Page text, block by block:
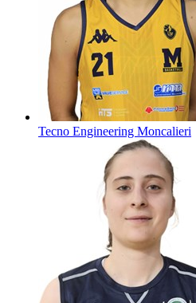
Tecno Engineering Moncalieri